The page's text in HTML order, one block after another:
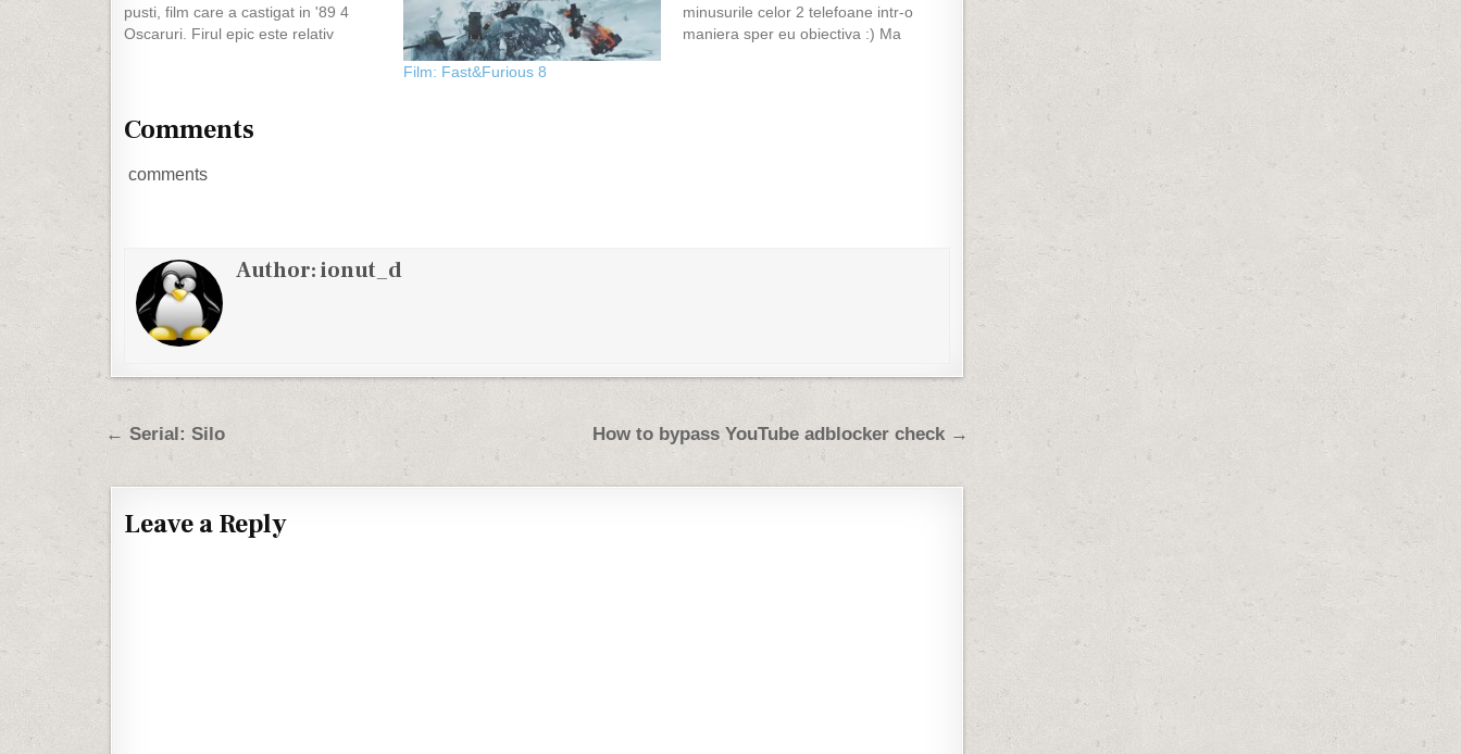
pusti, film care a castigat in '89 4
Oscaruri. Firul epic este relativ
Film: Fast&Furious 8
minusurile celor 2 telefoane intr-o
maniera sper eu obiectiva :) Ma
Comments
comments
Author:ionut_d
Post navigation How to bypass YouTube adblocker check →
← Serial: Silo
Leave a Reply